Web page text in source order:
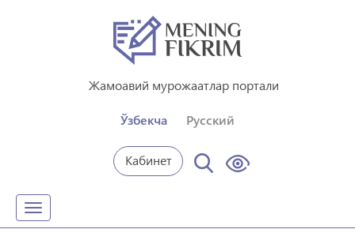
Жамоавий мурожаатлар портали
Ўзбекча Русский
Кабинет
Toggle
navigation